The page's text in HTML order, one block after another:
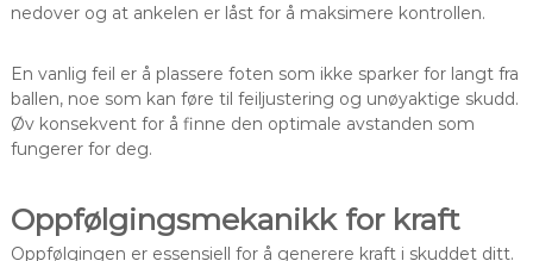
nedover og at ankelen er låst for å maksimere kontrollen.
En vanlig feil er å plassere foten som ikke sparker for langt fra
ballen, noe som kan føre til feiljustering og unøyaktige skudd.
Øv konsekvent for å finne den optimale avstanden som
fungerer for deg.
Oppfølgingsmekanikk for kraft
Oppfølgingen er essensiell for å generere kraft i skuddet ditt.